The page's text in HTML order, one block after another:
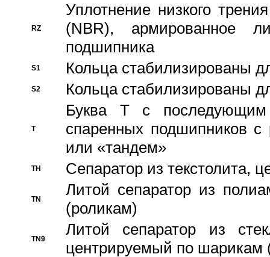
RZ
Уплотнение низкого
(NBR), армированное
подшипника
S1 Кольца стабилизированы
S2 Кольца стабилизированы
T
Буква T с
спаренных подшипников
или «тандем»
TH Сепаратор из текстолита,
TN
Литой сепаратор из
(роликам)
TN9
Литой сепаратор из
центрируемый по шарикам